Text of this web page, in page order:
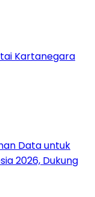
Kartanegara
Data untuk
2026, Dukung